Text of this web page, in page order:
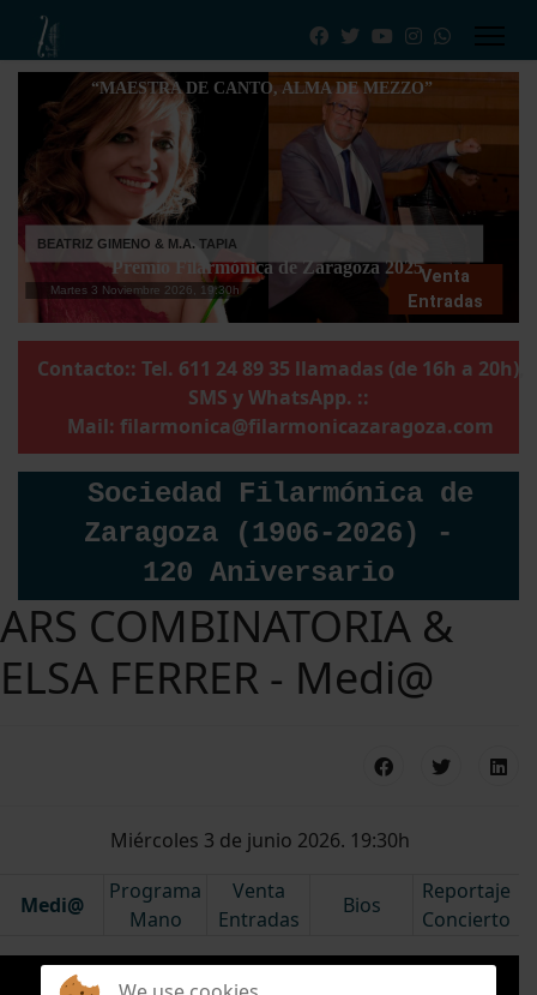
Martes 3 Noviembre 2026, 19:30h
BEATRIZ GIMENO & M.A. TAPIA
Venta
Entradas
“MAESTRA DE CANTO, ALMA DE MEZZO”
Premio Filarmónica de Zaragoza 2025
Contacto:: Tel. 611 24 89 35 llamadas (de 16h a 20h),
SMS y WhatsApp. ::
Mail: filarmonica@filarmonicazaragoza.com
Sociedad Filarmónica de
Zaragoza (1906-2026) -
120 Aniversario
ARS COMBINATORIA &
ELSA FERRER - Medi@
Miércoles 3 de junio 2026. 19:30h
Medi@
Programa
Mano
Venta
Entradas
Bios
Reportaje
Concierto